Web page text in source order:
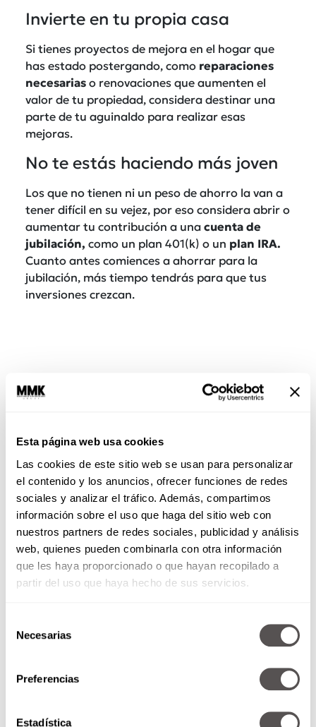
Esta página web usa cookies
Las cookies de este sitio web se usan para personalizar
el contenido y los anuncios, ofrecer funciones de redes
sociales y analizar el tráfico. Además, compartimos
información sobre el uso que haga del sitio web con
nuestros partners de redes sociales, publicidad y análisis
web, quienes pueden combinarla con otra información
que les haya proporcionado o que hayan recopilado a
partir del uso que haya hecho de sus servicios.
Necesarias
Preferencias
Estadística
Invierte en tu propia casa
Si tienes proyectos de mejora en el hogar que
has estado postergando, como reparaciones
necesarias o renovaciones que aumenten el
valor de tu propiedad, considera destinar una
parte de tu aguinaldo para realizar esas
mejoras.
No te estás haciendo más joven
Los que no tienen ni un peso de ahorro la van a
tener difícil en su vejez, por eso considera abrir o
aumentar tu contribución a una cuenta de
jubilación, como un plan 401(k) o un plan IRA.
Cuanto antes comiences a ahorrar para la
jubilación, más tiempo tendrás para que tus
inversiones crezcan.
También lee:¡Bye al Buen Fin…de tu dinero!
¿Cómo aprovechar las ofertas?
911- ¿y ahora qué hago?
Nunca tienes la salud comprada, por eso te urge
incrementar un
fondo de emergencia.
inesperados, como reparaciones de emergencia